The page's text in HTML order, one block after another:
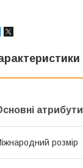
атрибути
розмір